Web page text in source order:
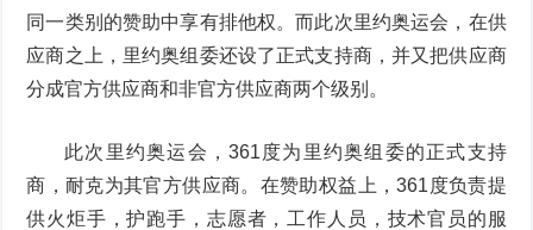
同一类别的赞助中享有排他权。而此次里约奥运会，在供
应商之上，里约奥组委还设了正式支持商，并又把供应商
分成官方供应商和非官方供应商两个级别。
此次里约奥运会，361度为里约奥组委的正式支持
商，耐克为其官方供应商。在赞助权益上，361度负责提
供火炬手，护跑手，志愿者，工作人员，技术官员的服